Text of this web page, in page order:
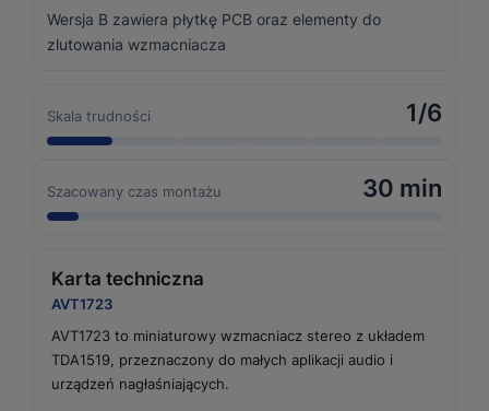
Wersja B zawiera płytkę PCB oraz elementy do
zlutowania wzmacniacza
Skala trudności 1/6
Szacowany czas montażu 30 min
Karta techniczna
AVT1723
AVT1723 to miniaturowy wzmacniacz stereo z układem
TDA1519, przeznaczony do małych aplikacji audio i
urządzeń nagłaśniających.